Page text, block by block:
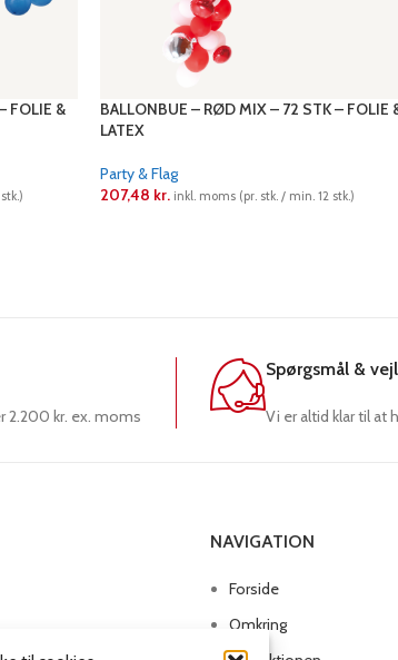
FOLIE &
BALLONBUE – RØD MIX – 72 STK – FOLIE
LATEX
Party & Flag
207,48 kr. inkl. moms (pr. stk. / min. 12 stk.)
2.200 kr. ex. moms
Spørgsmål &
Vi er altid klar til
NAVIGATION
Forside
Omkring